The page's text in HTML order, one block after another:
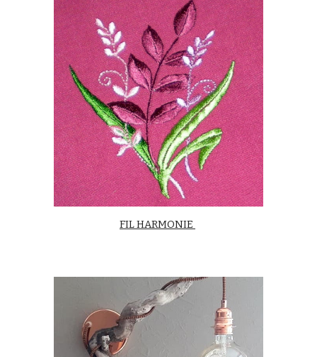
FIL HARMONIE